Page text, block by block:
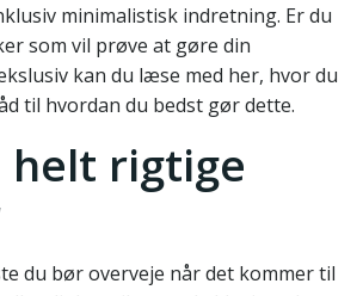
minimalistisk indretning. Er du
som vil prøve at gøre din
kan du læse med her, hvor du
til hvordan du bedst gør dette.
helt rigtige
du bør overveje når det kommer til